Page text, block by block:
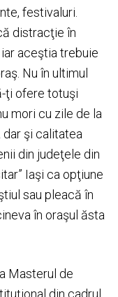
festivaluri.
distracţie în
aceştia trebuie
Nu în ultimul
ţi ofere totuşi
mori cu zile de la
şi calitatea
din judeţele din
Iaşi ca opţiune
sau pleacă în
în oraşul ăsta
Masterul de
din cadrul